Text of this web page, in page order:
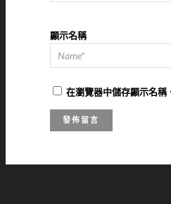
顯示名稱
在瀏覽器中儲存顯示名稱